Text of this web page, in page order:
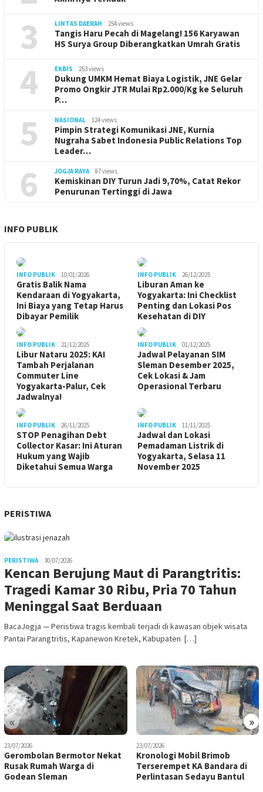
3 LINTAS DAERAH 254 views
Tangis Haru Pecah di Magelang! 156 Karyawan
HS Surya Group Diberangkatkan Umrah Gratis
4 EKBIS 253 views
Dukung UMKM Hemat Biaya Logistik, JNE Gelar
Promo Ongkir JTR Mulai Rp2.000/Kg ke Seluruh
P…
5 NASIONAL 124 views
Pimpin Strategi Komunikasi JNE, Kurnia
Nugraha Sabet Indonesia Public Relations Top
Leader…
6 JOGJA RAYA 87 views
Kemiskinan DIY Turun Jadi 9,70%, Catat Rekor
Penurunan Tertinggi di Jawa
INFO PUBLIK
INFO PUBLIK 10/01/2026
Gratis Balik Nama
Kendaraan di Yogyakarta,
Ini Biaya yang Tetap Harus
Dibayar Pemilik
INFO PUBLIK 26/12/2025
Liburan Aman ke
Yogyakarta: Ini Checklist
Penting dan Lokasi Pos
Kesehatan di DIY
INFO PUBLIK 21/12/2025
Libur Nataru 2025: KAI
Tambah Perjalanan
Commuter Line
Yogyakarta-Palur, Cek
Jadwalnya!
INFO PUBLIK 01/12/2025
Jadwal Pelayanan SIM
Sleman Desember 2025,
Cek Lokasi & Jam
Operasional Terbaru
INFO PUBLIK 26/11/2025
STOP Penagihan Debt
Collector Kasar: Ini Aturan
Hukum yang Wajib
Diketahui Semua Warga
INFO PUBLIK 11/11/2025
Jadwal dan Lokasi
Pemadaman Listrik di
Yogyakarta, Selasa 11
November 2025
PERISTIWA
PERISTIWA 30/07/2026
Kencan Berujung Maut di Parangtritis:
Tragedi Kamar 30 Ribu, Pria 70 Tahun
Meninggal Saat Berduaan
BacaJogja — Peristiwa tragis kembali terjadi di kawasan objek wisata
Pantai Parangtritis, Kapanewon Kretek, Kabupaten […]
« »
23/07/2026
Gerombolan Bermotor Nekat
Rusak Rumah Warga di
Godean Sleman
23/07/2026
Kronologi Mobil Brimob
Terserempet KA Bandara di
Perlintasan Sedayu Bantul